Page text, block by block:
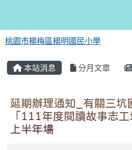
桃園市楊梅區楊明國民小學
本站消息 分月文章
延期辦理通知_有關三坑
「111年度閱讀故事志工
上半年場